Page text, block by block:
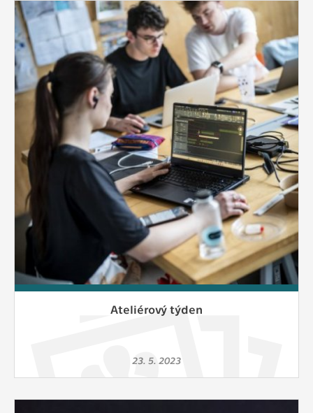
Ateliérový týden
23. 5. 2023